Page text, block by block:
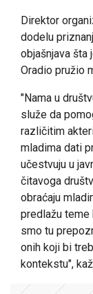
Direktor
dodelu
objašnjava šta
Oradio pružio
"Nama u
služe da
različitim
mladima dati
učestvuju u
čitavoga
obraćaju
predlažu teme
smo tu
onih koji bi
kontekstu",